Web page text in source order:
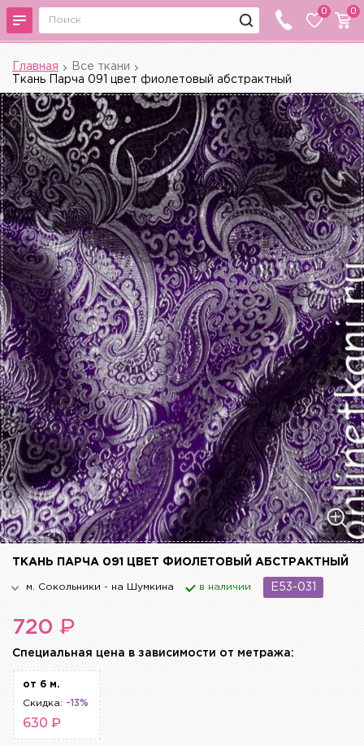
0 0
Главная
Все ткани
Ткань Парча 091 цвет фиолетовый абстрактный
ТКАНЬ ПАРЧА 091 ЦВЕТ ФИОЛЕТОВЫЙ АБСТРАКТНЫЙ
м. Сокольники - на Шумкина в наличии E53-031
720 ₽
Cпециальная цена в зависимости от метража:
от 6 м.
Скидка: -13%
630 ₽